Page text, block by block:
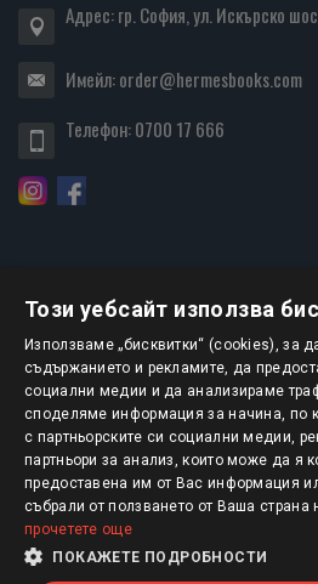
Адрес: гр. София, ул. Искърско
Имейл:order@hermesbooks.com
Телефон:0700 17 666
БЮЛЕТИН
Авторско право © 2025 HERMESBOOKS.BG
1 EUR = 1.95583 BGN
Този уебсайт използва
Използваме „бисквитки“ (cookies), за
съдържанието и рекламите, да
социални медии и да анализираме
споделяме информация за начина, по
с партньорските си социални медии,
партньори за анализ, които може да я
предоставена им от Вас информация
събрали от ползването от Ваша страна
прочетете още
ПОКАЖЕТЕ ПОДРОБНОСТИ